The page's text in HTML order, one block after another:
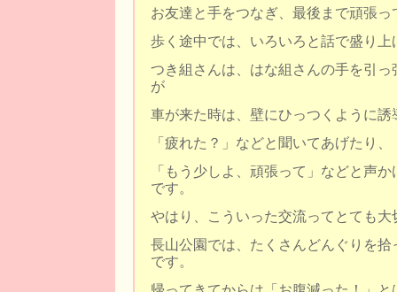
お友達と手をつなぎ、最後まで頑張
歩く途中では、いろいろと話で盛り上
つき組さんは、はな組さんの手を引
が
車が来た時は、壁にひっつくように誘
「疲れた？」などと聞いてあげたり、
「もう少しよ、頑張って」などと声
です。
やはり、こういった交流ってとても大
長山公園では、たくさんどんぐりを
です。